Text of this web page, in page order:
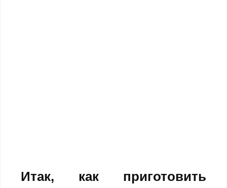
Итак, как приготовить